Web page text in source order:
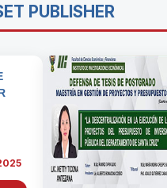
PUBLISHER